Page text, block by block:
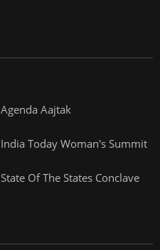
Agenda Aajtak
India Today Woman's Summit
State Of The States Conclave